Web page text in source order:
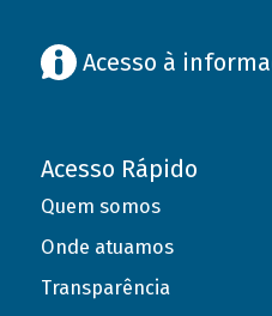
Acesso à
Acesso Rápido
Quem somos
Onde atuamos
Transparência